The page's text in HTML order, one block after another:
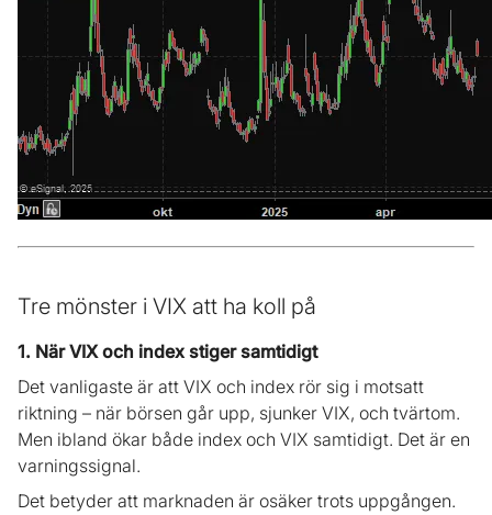
Tre mönster i VIX att ha koll på
1. När VIX och index stiger samtidigt
Det vanligaste är att VIX och index rör sig i motsatt
riktning – när börsen går upp, sjunker VIX, och tvärtom.
Men ibland ökar både index och VIX samtidigt. Det är en
varningssignal.
Det betyder att marknaden är osäker trots uppgången.